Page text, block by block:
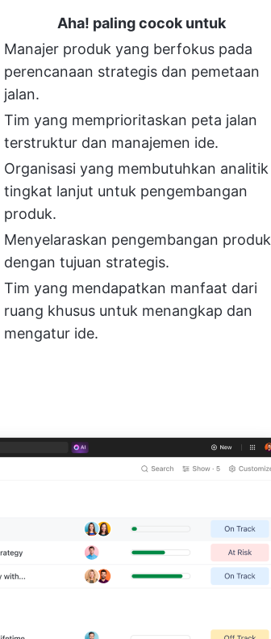
Aha! paling cocok untuk
Manajer produk yang berfokus pada
perencanaan strategis dan pemetaan
jalan.
Tim yang memprioritaskan peta jalan
terstruktur dan manajemen ide.
Organisasi yang membutuhkan analitik
tingkat lanjut untuk pengembangan
produk.
Menyelaraskan pengembangan produk
dengan tujuan strategis.
Tim yang mendapatkan manfaat dari
ruang khusus untuk menangkap dan
mengatur ide.